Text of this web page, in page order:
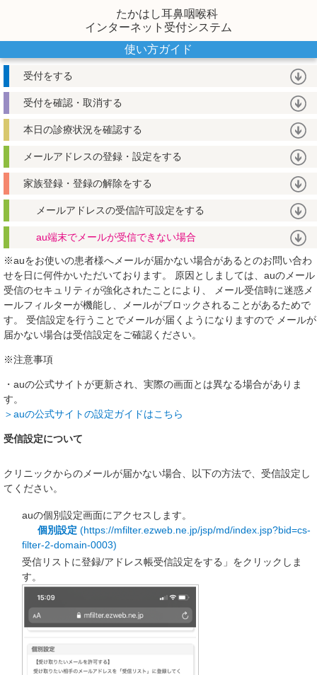
たかはし耳鼻咽喉科
インターネット受付システム
使い方ガイド
受付をする
受付を確認・取消する
本日の診療状況を確認する
メールアドレスの登録・設定をする
家族登録・登録の解除をする
メールアドレスの受信許可設定をする
au端末でメールが受信できない場合
※auをお使いの患者様へメールが届かない場合があるとのお問い合わ
せを日に何件かいただいております。
原因としましては、auのメール
受信のセキュリティが強化されたことにより、
メール受信時に迷惑メ
ールフィルターが機能し、メールがブロックされることがあるためで
す。
受信設定を行うことでメールが届くようになりますので メールが
届かない場合は受信設定をご確認ください。
※注意事項
・auの公式サイトが更新され、実際の画面とは異なる場合がありま
す。
＞auの公式サイトの設定ガイドはこちら
受信設定について
クリニックからのメールが届かない場合、以下の方法で、受信設定し
てください。
auの個別設定画面にアクセスします。
個別設定 (https://mfilter.ezweb.ne.jp/jsp/md/index.jsp?bid=cs-
filter-2-domain-0003)
受信リストに登録/アドレス帳受信設定をする」をクリックしま
す。